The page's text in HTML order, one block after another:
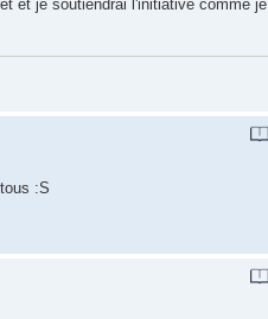
et je soutiendrai l'initiative comme je
:S